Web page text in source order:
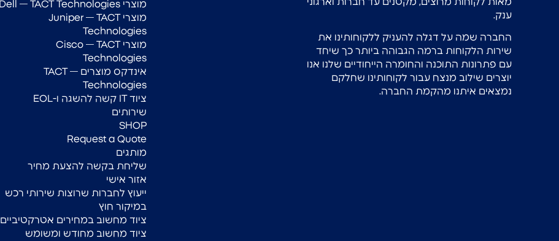
מוצרי Dell — TACT Technologies
מוצרי Juniper — TACT
Technologies
מוצרי Cisco — TACT
Technologies
אינדקס מוצרים — TACT
Technologies
ציוד IT קשה להשגה ו-EOL
שירותים
SHOP
Request a Quote
מותגים
שליחת בקשה להצעת מחיר
אזור אישי
ייעוץ לחברות שרוצות שירותי רכש
במיקור חוץ
ציוד מחשוב במחירים אטרקטיביים
ציוד מחשוב מחודש ומשומש
ענק.
החברה שמה על דגלה להעניק ללקוחותינו את
שירות הלקוחות ברמה הגבוהה ביותר כך שיחד
עם פתרונות התוכנה והחומרה הייחודיים שלנו אנו
יוצרים שילוב מנצח עבור לקוחותינו שחלקם
נמצאים איתנו מהקמת החברה.